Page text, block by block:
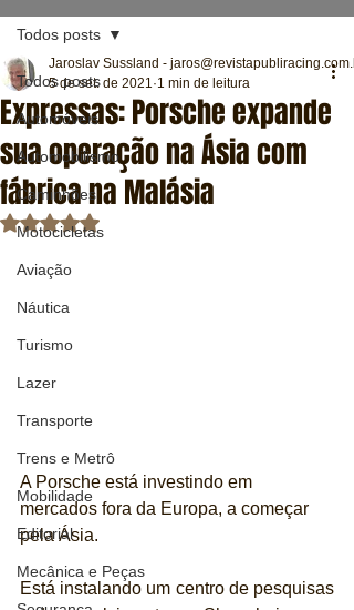
Todos posts
Automóveis
Automobilismo
Caminhões
Motocicletas
Aviação
Náutica
Turismo
Lazer
Transporte
Trens e Metrô
Mobilidade
Editorial
Mecânica e Peças
Todos posts
Expressas: Porsche expande
sua operação na Ásia com
fábrica na Malásia
Jaroslav Sussland -
5 de set. de 2021 1 min de leitura
Avaliado com NaN de 5 estrelas.
A Porsche está investindo em
mercados fora da Europa, a começar
pela Ásia.
Está instalando um centro de pesquisas